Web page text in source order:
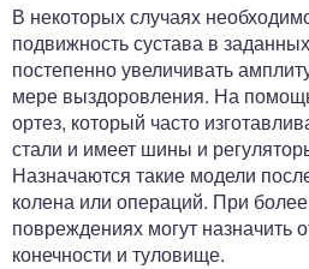
В некоторых случаях
подвижность сустава в
постепенно увеличивать
мере выздоровления. На
ортез, который часто
стали и имеет шины и
Назначаются такие модели
колена или операций. При
повреждениях могут назначить
конечности и туловище.